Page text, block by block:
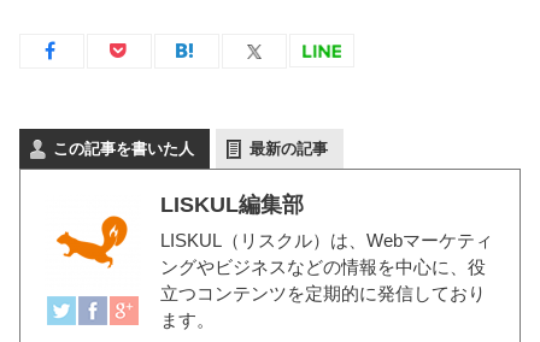
この記事を書いた人 最新の記事
LISKUL編集部
LISKUL（リスクル） は、Webマーケティ
ングやビジネスなどの情報を中心に、役
立つコンテンツを定期的に発信しており
ます。